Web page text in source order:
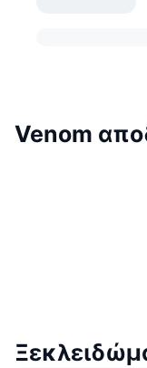
Venom